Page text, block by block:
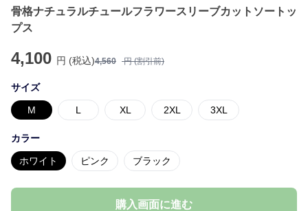
骨格ナチュラルチュールフラワースリーブカットソートッ
プス
4,100 円 (税込)4,560 円 (割引前)
サイズ
M L XL 2XL 3XL
カラー
ホワイト ピンク ブラック
購入画面に進む